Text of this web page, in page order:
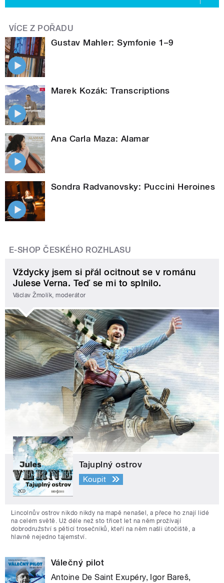
VÍCE Z POŘADU
Gustav Mahler: Symfonie 1–9
Marek Kozák: Transcriptions
Ana Carla Maza: Alamar
Sondra Radvanovsky: Puccini Heroines
E-SHOP ČESKÉHO ROZHLASU
Vždycky jsem si přál ocitnout se v románu
Julese Verna. Teď se mi to splnilo.
Václav Žmolík, moderátor
Tajuplný ostrov
Koupit
Lincolnův ostrov nikdo nikdy na mapě nenašel, a přece ho znají lidé
na celém světě. Už déle než sto třicet let na něm prožívají
dobrodružství s pěticí trosečníků, kteří na něm našli útočiště, a
hlavně nejedno tajemství.
Válečný pilot
Antoine De Saint Exupéry, Igor Bareš,